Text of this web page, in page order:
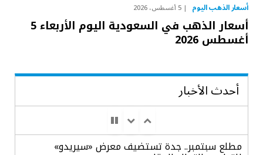
أسعار الذهب اليوم 5 أغسطس، 2026
أسعار الذهب في السعودية اليوم الأربعاء 5
أغسطس 2026
أحدث الأخبار
مطلع سبتمبر.. جدة تستضيف معرض «سيريدو»